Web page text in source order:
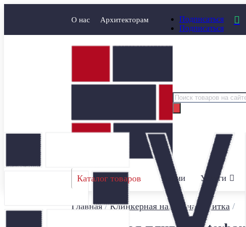
О нас Архитекторам
Подписаться
Подписаться

Поиск
товаров
Каталог товаров Акции Услуги
Главная/Клинкерная напольная плитка/